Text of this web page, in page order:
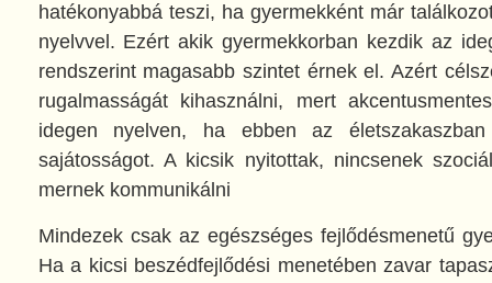
hatékonyabbá teszi, ha gyermekként már
nyelvvel. Ezért akik gyermekkorban kezdik az
rendszerint magasabb szintet érnek el. Azért
rugalmasságát kihasználni, mert
idegen nyelven, ha ebben az
sajátosságot. A kicsik nyitottak, nincsenek
mernek kommunikálni
Mindezek csak az egészséges fejlődésmenetű
Ha a kicsi beszédfejlődési menetében zavar